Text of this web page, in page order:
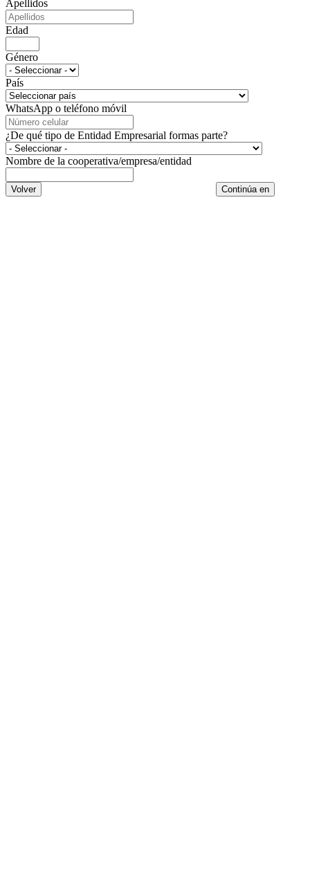
Apellidos
Edad
Género
País
WhatsApp o teléfono móvil
¿De qué tipo de Entidad Empresarial formas parte?
Nombre de la cooperativa/empresa/entidad
Volver Continúa en